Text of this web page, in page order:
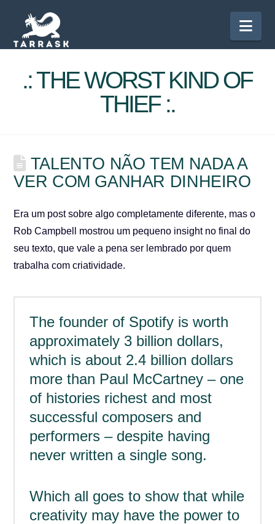
.: THE WORST KIND OF
THIEF :.
TALENTO NÃO TEM NADA A
VER COM GANHAR DINHEIRO
Era um post sobre algo completamente diferente, mas o
Rob Campbell mostrou um pequeno insight no final do
seu texto, que vale a pena ser lembrado por quem
trabalha com criatividade.
The founder of Spotify is worth
approximately 3 billion dollars,
which is about 2.4 billion dollars
more than Paul McCartney – one
of histories richest and most
successful composers and
performers – despite having
never written a single song.
Which all goes to show that while
creativity may have the power to